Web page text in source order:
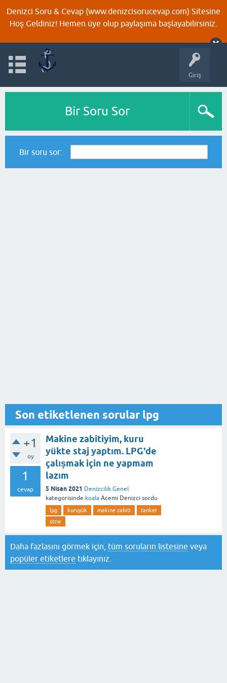
Denizci Soru & Cevap (www.denizcisorucevap.com) Sitesine
Hoş Geldiniz! Hemen üye olup paylaşıma başlayabilirsiniz.
Giriş
Bir Soru Sor
Bir soru sor:
Son etiketlenen sorular lpg
+1
oy
1
cevap
Makine zabitiyim, kuru
yükte staj yaptım. LPG'de
çalışmak için ne yapmam
lazım
5 Nisan 2021 Denizcilik Genel
kategorisinde koala Acemi Denizci sordu
lpg kuruyük makine zabiti
tanker
stcw
Daha fazlasını görmek için, tüm soruların listesine veya
popüler etiketlere tıklayınız.